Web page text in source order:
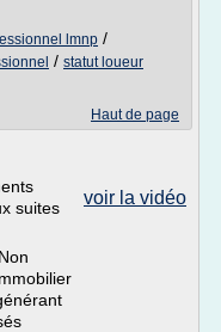
lmnp /
/ statut loueur
Haut de page
voir la vidéo
suites